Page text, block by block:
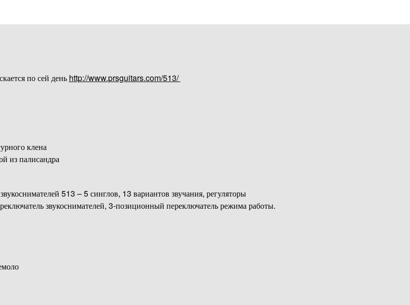
по сей день http://www.prsguitars.com/513/
клена
из палисандра
513 – 5 синглов, 13 вариантов звучания, регуляторы
звукоснимателей, 3-позиционный переключатель режима работы.